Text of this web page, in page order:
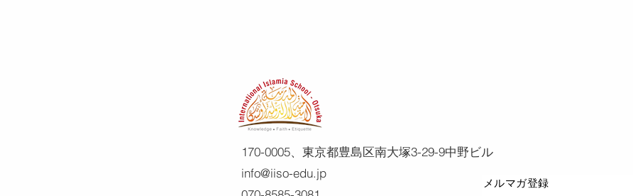
170-0005、東京都豊島区南大塚3-29-9中野ビル
info@iiso-edu.jp
メルマガ登録